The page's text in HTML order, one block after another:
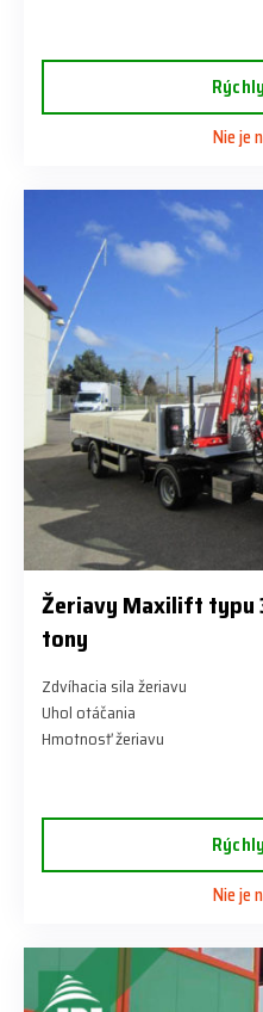
Nie je
Žeriavy Maxilift typu
tony
Zdvíhacia sila žeriavu
Uhol otáčania
Hmotnosť žeriavu
Nie je